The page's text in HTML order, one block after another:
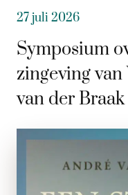
27 juli 2026
Symposium
zingeving
van der Braak